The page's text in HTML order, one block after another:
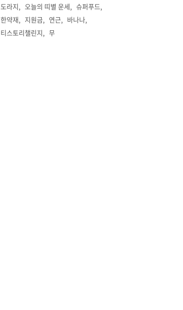
도라지
오늘의 띠별 운세
슈퍼푸드
한약재
지원금 연근
바나나
티스토리챌린지
무